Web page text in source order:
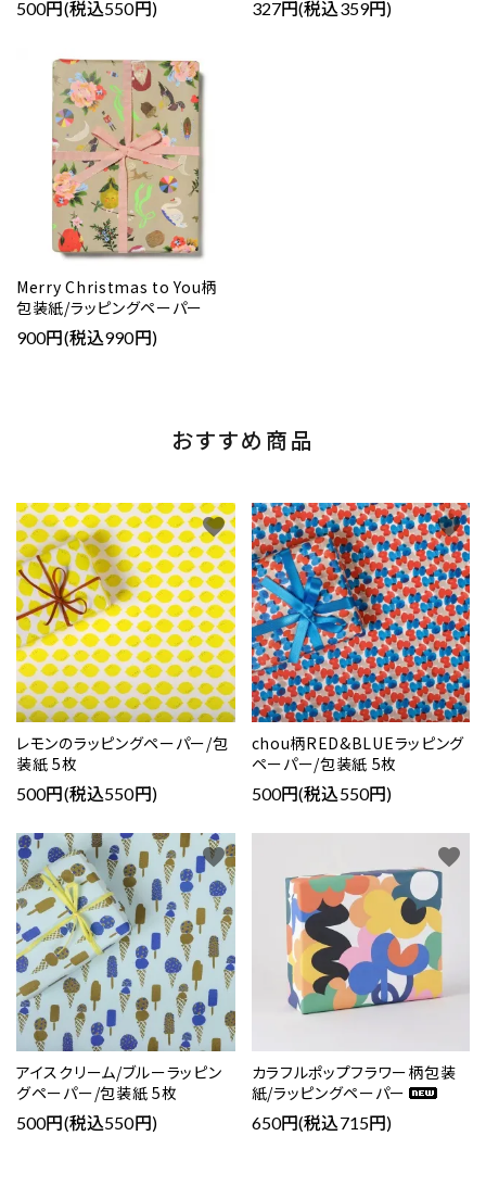
500円(税込550円) 327円(税込359円)
Merry Christmas to You柄
包装紙/ラッピングペーパー
900円(税込990円)
おすすめ商品
レモンのラッピングペーパー/包
装紙 5枚
500円(税込550円)
favorite
chou柄RED&BLUEラッピング
ペーパー/包装紙 5枚
500円(税込550円)
favorite
アイスクリーム/ブルーラッピン
グペーパー/包装紙 5枚
500円(税込550円)
favorite
カラフルポップフラワー柄包装
紙/ラッピングペーパー
650円(税込715円)
favorite